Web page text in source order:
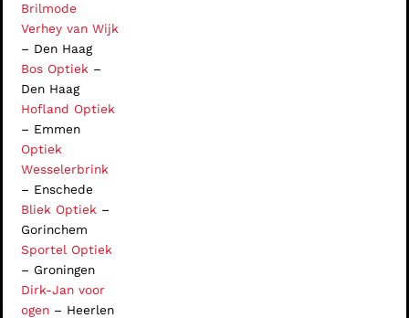
Brilmode
Verhey van Wijk
– Den Haag
Bos Optiek –
Den Haag
Hofland Optiek
– Emmen
Optiek
Wesselerbrink
– Enschede
Bliek Optiek –
Gorinchem
Sportel Optiek
– Groningen
Dirk-Jan voor
ogen – Heerlen